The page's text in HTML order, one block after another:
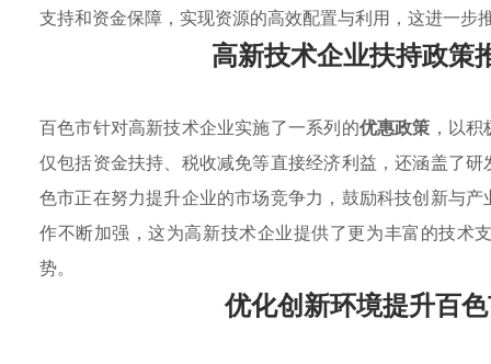
支持和资金保障，实现资源的高效配置与利用，这进一步
高新技术企业扶持政策
百色市针对高新技术企业实施了一系列的优惠政策 ，以
仅包括资金扶持、税收减免等直接经济利益，还涵盖了
色市正在努力提升企业的市场竞争力，鼓励科技创新与
作不断加强，这为高新技术企业提供了更为丰富的技术
势。
优化创新环境提升百